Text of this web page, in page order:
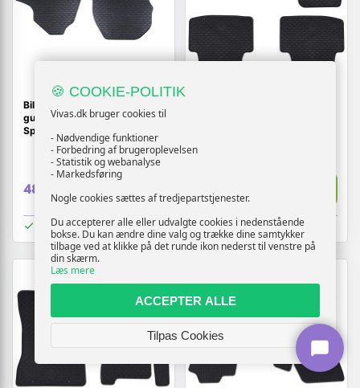
Bilmåtter 2 stk - sort
gummi/TPE til Mercedes
Sprinter (W907) 2018→
489,-
På lager På lager
🍪 COOKIE-POLITIK
Vivas.dk bruger cookies til
- Nødvendige funktioner
- Forbedring af brugeroplevelsen
- Statistik og webanalyse
- Markedsføring
Nogle cookies sættes af tredjepartstjenester.
Du accepterer alle eller udvalgte cookies i nedenstående
bokse. Du kan ændre dine valg og trække dine samtykker
tilbage ved at klikke på det runde ikon nederst til venstre på
din skærm.
Læs mere
ACCEPTER ALLE
Tilpas Cookies